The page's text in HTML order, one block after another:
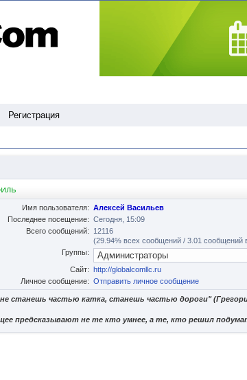
Регистрация
Имя пользователя: Алексей Васильев
Последнее посещение: Сегодня, 15:09
Всего сообщений:
12116
(29.94% всех сообщений / 3.01 сообщений
Группы:
Сайт: http://globalcomllc.ru
Личное сообщение: Отправить личное сообщение
станешь частью катка, станешь частью дороги"
предсказывают не те кто умнее, а те, кто решил